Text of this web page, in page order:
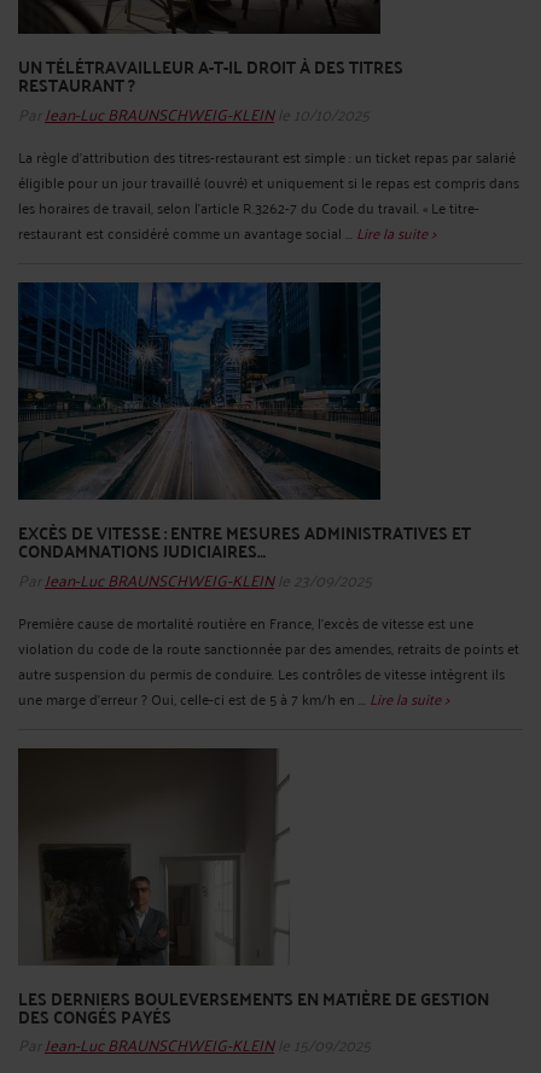
UN TÉLÉTRAVAILLEUR A-T-IL DROIT À DES TITRES
RESTAURANT ?
Par Jean-Luc BRAUNSCHWEIG-KLEINle 10/10/2025
La règle d'attribution des titres-restaurant est simple : un ticket repas par salarié
éligible pour un jour travaillé (ouvré) et uniquement si le repas est compris dans
les horaires de travail, selon l'article R.3262-7 du Code du travail. « Le titre-
restaurant est considéré comme un avantage social ... Lire la suite >
EXCÈS DE VITESSE : ENTRE MESURES ADMINISTRATIVES ET
CONDAMNATIONS JUDICIAIRES…
Par Jean-Luc BRAUNSCHWEIG-KLEINle 23/09/2025
Première cause de mortalité routière en France, l’excès de vitesse est une
violation du code de la route sanctionnée par des amendes, retraits de points et
autre suspension du permis de conduire. Les contrôles de vitesse intègrent ils
une marge d’erreur ? Oui, celle-ci est de 5 à 7 km/h en ... Lire la suite >
LES DERNIERS BOULEVERSEMENTS EN MATIÈRE DE GESTION
DES CONGÉS PAYÉS
Par Jean-Luc BRAUNSCHWEIG-KLEINle 15/09/2025